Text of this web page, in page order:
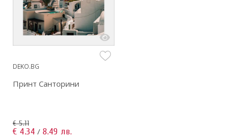
DEKO.BG
Принт Санторини
€ 5.11
€ 4.34 / 8.49 лв.